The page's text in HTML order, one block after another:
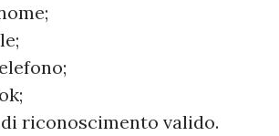
riconoscimento valido.